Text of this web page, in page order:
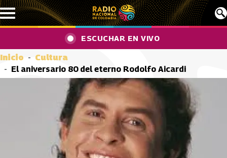
Pasar al contenido principal
ESCUCHAR EN VIVO
Inicio
Cultura
El aniversario 80 del eterno Rodolfo Aicardi